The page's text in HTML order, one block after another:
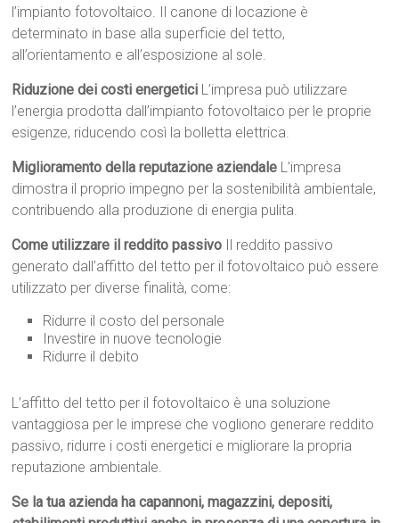
l’impianto fotovoltaico. Il canone di locazione è
determinato in base alla superficie del tetto,
all’orientamento e all’esposizione al sole.
Riduzione dei costi energetici L’impresa può utilizzare
l’energia prodotta dall’impianto fotovoltaico per le proprie
esigenze, riducendo così la bolletta elettrica.
Miglioramento della reputazione aziendale L’impresa
dimostra il proprio impegno per la sostenibilità ambientale,
contribuendo alla produzione di energia pulita.
Come utilizzare il reddito passivo Il reddito passivo
generato dall’affitto del tetto per il fotovoltaico può essere
utilizzato per diverse finalità, come:
Ridurre il costo del personale
Investire in nuove tecnologie
Ridurre il debito
L’affitto del tetto per il fotovoltaico è una soluzione
vantaggiosa per le imprese che vogliono generare reddito
passivo, ridurre i costi energetici e migliorare la propria
reputazione ambientale.
Se la tua azienda ha capannoni, magazzini, depositi,